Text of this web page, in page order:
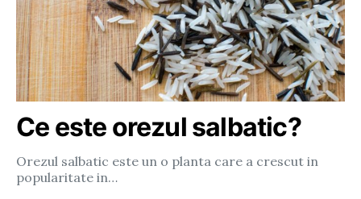
Ce este orezul salbatic?
Orezul salbatic este un o planta care a crescut in
popularitate in…